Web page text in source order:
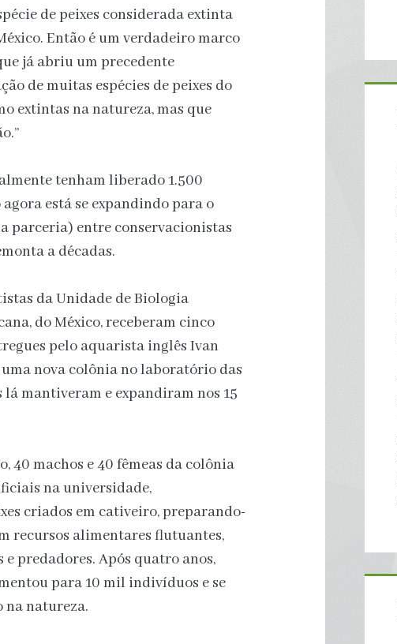
de peixes considerada extinta
Então é um verdadeiro marco
já abriu um precedente
de muitas espécies de peixes do
extintas na natureza, mas que
tenham liberado 1.500
está se expandindo para o
parceria) entre conservacionistas
a décadas.
da Unidade de Biologia
do México, receberam cinco
pelo aquarista inglês Ivan
nova colônia no laboratório das
mantiveram e expandiram nos 15
40 machos e 40 fêmeas da colônia
na universidade,
criados em cativeiro, preparando-
recursos alimentares flutuantes,
predadores. Após quatro anos,
para 10 mil indivíduos e se
natureza.